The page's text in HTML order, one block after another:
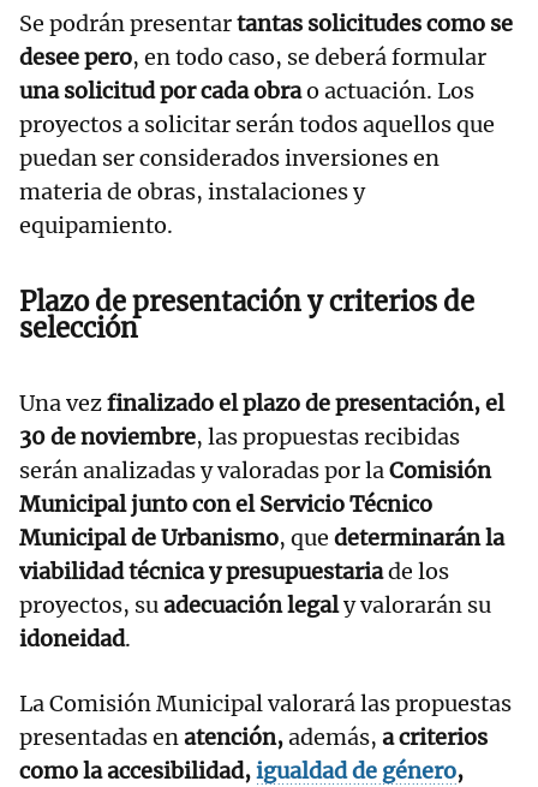
Se podrán presentartantas solicitudes como se
desee pero, en todo caso, se deberá formular
una solicitud por cada obrao actuación. Los
proyectos a solicitar serán todos aquellos que
puedan ser considerados inversiones en
materia de obras, instalaciones y
equipamiento.
Plazo de presentación y criterios de
selección
Una vezfinalizado el plazo de presentación, el
30 de noviembre, las propuestas recibidas
serán analizadas y valoradas por laComisión
Municipal junto con el Servicio Técnico
Municipal de Urbanismo, que determinarán la
viabilidad técnica y presupuestariade los
proyectos, suadecuación legaly valorarán su
idoneidad.
La Comisión Municipal valorará las propuestas
presentadas enatención,además, a criterios
como la accesibilidad,igualdad de género,